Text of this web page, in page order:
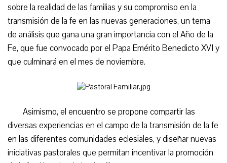
sobre la realidad de las familias y su compromiso en la
transmisión de la fe en las nuevas generaciones, un tema
de análisis que gana una gran importancia con el Año de la
Fe, que fue convocado por el Papa Emérito Benedicto XVI y
que culminará en el mes de noviembre.
Asimismo, el encuentro se propone compartir las
diversas experiencias en el campo de la transmisión de la fe
en las diferentes comunidades eclesiales, y diseñar nuevas
iniciativas pastorales que permitan incentivar la promoción